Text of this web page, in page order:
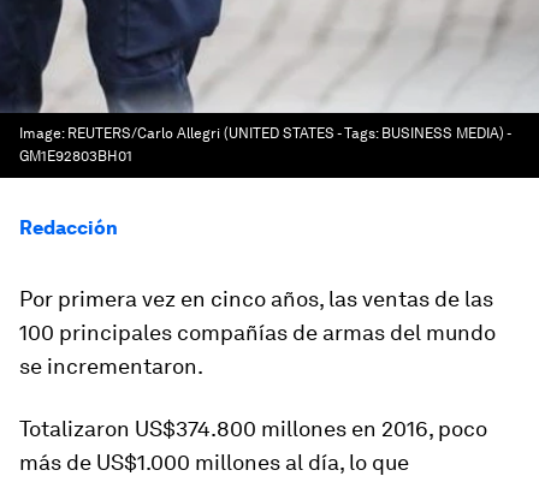
Image: REUTERS/Carlo Allegri (UNITED STATES - Tags: BUSINESS MEDIA) -
GM1E92803BH01
Redacción
Por primera vez en cinco años, las ventas de las
100 principales compañías de armas del mundo
se incrementaron.
Totalizaron US$374.800 millones en 2016, poco
más de US$1.000 millones al día, lo que